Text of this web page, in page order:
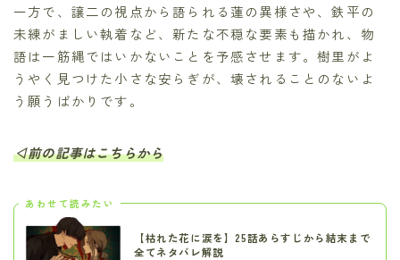
一方で、譲二の視点から語られる蓮の異様さや、鉄平の
未練がましい執着など、新たな不穏な要素も描かれ、物
語は一筋縄ではいかないことを予感させます。樹里がよ
うやく見つけた小さな安らぎが、壊されることのないよ
う願うばかりです。
◁前の記事はこちらから
あわせて読みたい
【枯れた花に涙を】25話あらすじから結末まで
全てネタバレ解説